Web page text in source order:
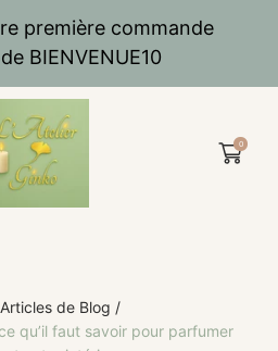
première commande
BIENVENUE10
0
Articles de Blog
qu’il faut savoir pour parfumer